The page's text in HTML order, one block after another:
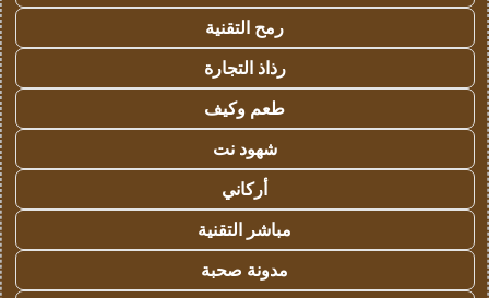
رمح التقنية
رذاذ التجارة
طعم وكيف
شهود نت
أركاني
مباشر التقنية
مدونة صحبة